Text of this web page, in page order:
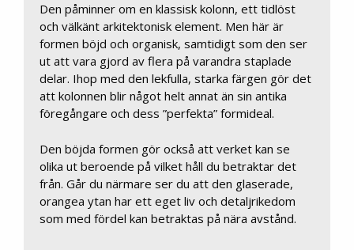
Den påminner om en klassisk kolonn, ett tidlöst
och välkänt arkitektonisk element. Men här är
formen böjd och organisk, samtidigt som den ser
ut att vara gjord av flera på varandra staplade
delar. Ihop med den lekfulla, starka färgen gör det
att kolonnen blir något helt annat än sin antika
föregångare och dess ”perfekta” formideal.
Den böjda formen gör också att verket kan se
olika ut beroende på vilket håll du betraktar det
från. Går du närmare ser du att den glaserade,
orangea ytan har ett eget liv och detaljrikedom
som med fördel kan betraktas på nära avstånd.